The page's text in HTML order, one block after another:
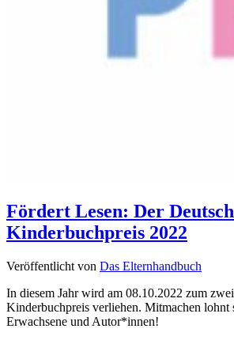
Fördert Lesen: Der
Kinderbuchpreis 2022
Veröffentlicht von Das Elternhandbuch
In diesem Jahr wird am 08.10.2022 zum
Kinderbuchpreis verliehen. Mitmachen lohnt
Erwachsene und Autor*innen!